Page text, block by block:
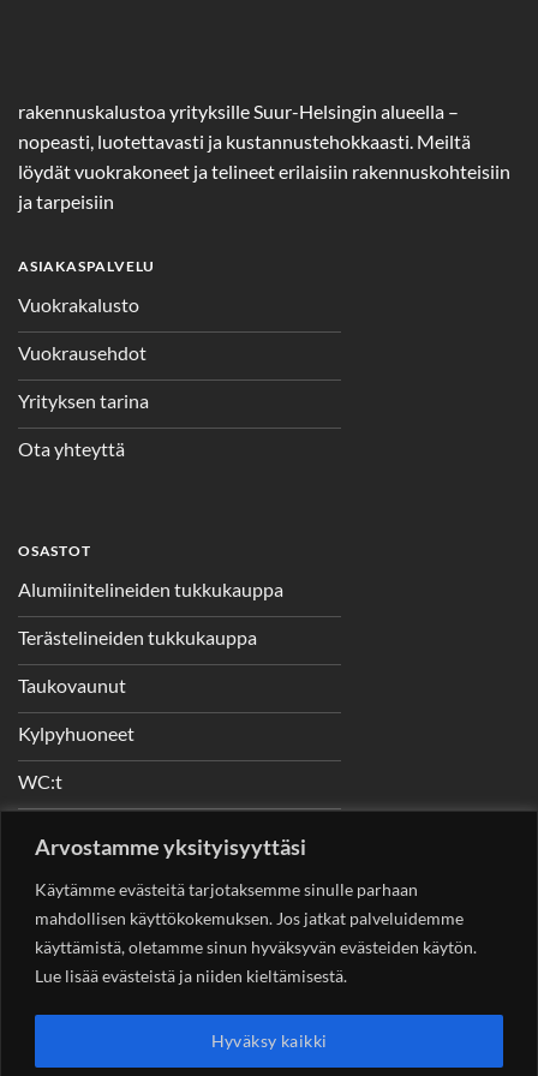
Arvostamme yksityisyyttäsi
Käytämme evästeitä tarjotaksemme sinulle parhaan
mahdollisen käyttökokemuksen. Jos jatkat palveluidemme
käyttämistä, oletamme sinun hyväksyvän evästeiden käytön.
Lue lisää evästeistä ja niiden kieltämisestä.
Hyväksy kaikki
rakennuskalustoa yrityksille Suur-Helsingin alueella –
nopeasti, luotettavasti ja kustannustehokkaasti. Meiltä
löydät vuokrakoneet ja telineet erilaisiin rakennuskohteisiin
ja tarpeisiin
ASIAKASPALVELU
Vuokrakalusto
Vuokrausehdot
Yrityksen tarina
Ota yhteyttä
OSASTOT
Alumiinitelineiden tukkukauppa
Terästelineiden tukkukauppa
Taukovaunut
Kylpyhuoneet
WC:t
YHTEYSTIEDOT
Helsingin Rakennuskonevuokraus OySotungintie 449,
00890 Helsinki 0400 99 53 63